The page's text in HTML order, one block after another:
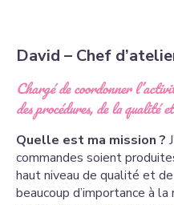
David – Chef
Chargé de coordonner
des procédures, de la qualité
Quelle est ma mission ?
commandes soient
haut niveau de qualité et de
beaucoup d’importance à